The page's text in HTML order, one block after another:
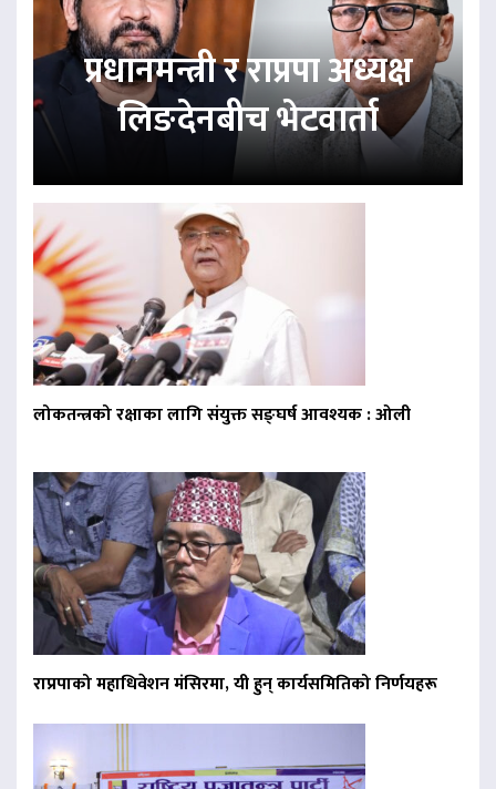
प्रधानमन्त्री र राप्रपा अध्यक्ष
लिङदेनबीच भेटवार्ता
लोकतन्त्रको रक्षाका लागि संयुक्त सङ्घर्ष आवश्यक : ओली
राप्रपाको महाधिवेशन मंसिरमा, यी हुन् कार्यसमितिको निर्णयहरू